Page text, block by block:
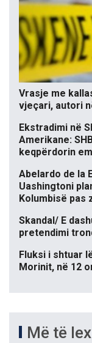
Vrasje me
vjeçari, autori
Ekstradimi në
Amerikane:
keqpërdorin
Abelardo de la
Uashingtoni
Kolumbisë pas
Skandal/ E
pretendimi
Fluksi i shtuar
Morinit, në 12
Më të